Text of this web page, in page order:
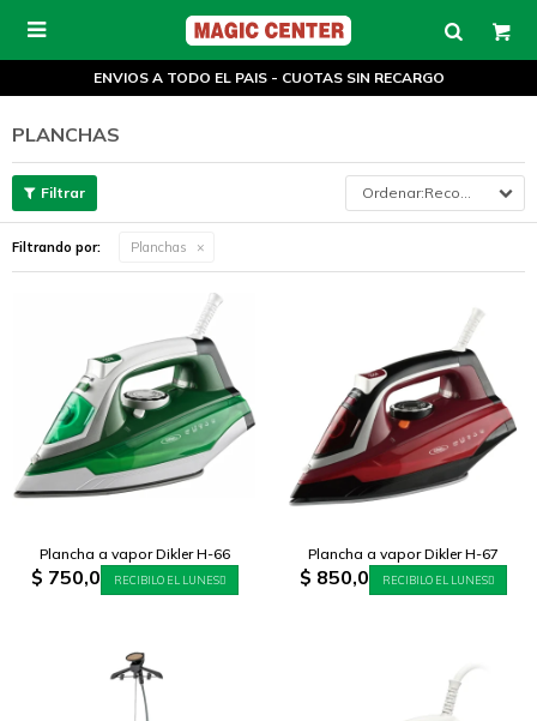

ENVIOS A TODO EL PAIS - CUOTAS SIN RECARGO
PLANCHAS
Recomendados
Filtrando por: Planchas
Plancha a vapor Dikler H-66
$ 750,0 RECIBILO EL LUNES
Plancha a vapor Dikler H-67
$ 850,0 RECIBILO EL LUNES